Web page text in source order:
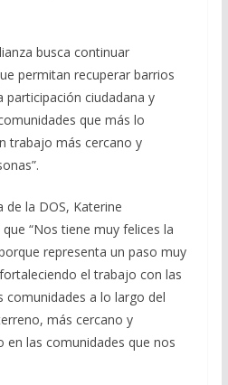
busca continuar
permitan recuperar barrios
ciudadana y
que más lo
trabajo más cercano y
la DOS, Katerine
“Nos tiene muy felices la
representa un paso muy
el trabajo con las
comunidades a lo largo del
más cercano y
las comunidades que nos